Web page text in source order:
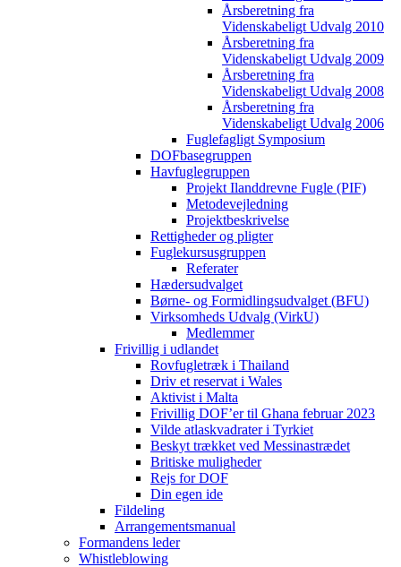
Årsberetning fra
Videnskabeligt Udvalg 2010
Årsberetning fra
Videnskabeligt Udvalg 2009
Årsberetning fra
Videnskabeligt Udvalg 2008
Årsberetning fra
Videnskabeligt Udvalg 2006
Fuglefagligt Symposium
DOFbasegruppen
Havfuglegruppen
Projekt Ilanddrevne Fugle (PIF)
Metodevejledning
Projektbeskrivelse
Rettigheder og pligter
Fuglekursusgruppen
Referater
Hædersudvalget
Børne- og Formidlingsudvalget (BFU)
Virksomheds Udvalg (VirkU)
Medlemmer
Frivillig i udlandet
Rovfugletræk i Thailand
Driv et reservat i Wales
Aktivist i Malta
Frivillig DOF’er til Ghana februar 2023
Vilde atlaskvadrater i Tyrkiet
Beskyt trækket ved Messinastrædet
Britiske muligheder
Rejs for DOF
Din egen ide
Fildeling
Arrangementsmanual
Formandens leder
Whistleblowing